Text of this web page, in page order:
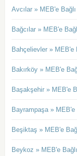
Avcılar » MEB'e
Bağcılar » MEB'e
Bahçelievler » MEB'e
Bakırköy » MEB'e
Başakşehir » MEB'e
Bayrampaşa » MEB'e
Beşiktaş » MEB'e
Beykoz » MEB'e